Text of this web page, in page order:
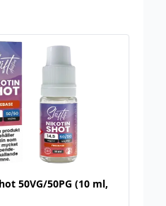
50VG/50PG (10 ml,